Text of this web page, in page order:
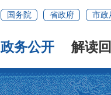
国务院 省政府 市政
政务公开 解读